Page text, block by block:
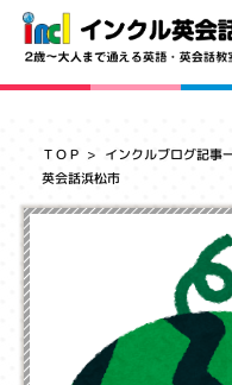
ＴＯＰ インクルブログ記事
英会話浜松市